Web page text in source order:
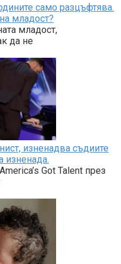
само разцъфтява.
младост?
младост,
да не
изненадва съдиите
изненада.
Got Talent през